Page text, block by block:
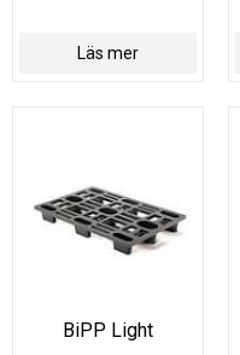
Läs mer
BiPP Light